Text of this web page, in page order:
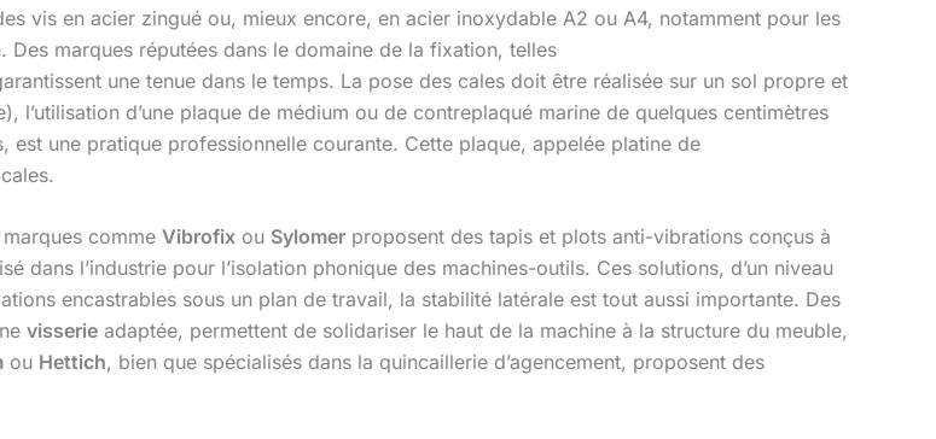
vis en acier zingué ou, mieux encore, en acier inoxydable A2 ou A4, notamment pour les
marques réputées dans le domaine de la fixation, telles
une tenue dans le temps. La pose des cales doit être réalisée sur un sol propre et
l’utilisation d’une plaque de médium ou de contreplaqué marine de quelques centimètres
est une pratique professionnelle courante. Cette plaque, appelée platine de
comme Vibrofix ou Sylomer proposent des tapis et plots anti-vibrations conçus à
dans l’industrie pour l’isolation phonique des machines-outils. Ces solutions, d’un niveau
encastrables sous un plan de travail, la stabilité latérale est tout aussi importante. Des
visserie adaptée, permettent de solidariser le haut de la machine à la structure du meuble,
ou Hettich, bien que spécialisés dans la quincaillerie d’agencement, proposent des